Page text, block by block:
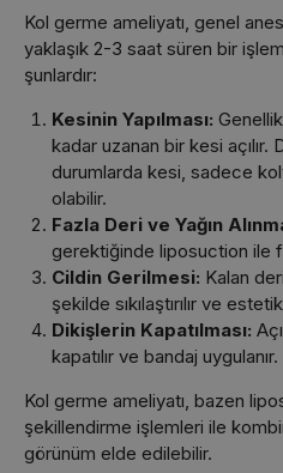
Kol germe ameliyatı, genel
yaklaşık 2-3 saat süren bir
şunlardır:
Kesinin Yapılması:
kadar uzanan bir kesi açılır.
durumlarda kesi, sadece
olabilir.
Fazla Deri ve Yağın
gerektiğinde liposuction ile
Cildin Gerilmesi: Kalan
şekilde sıkılaştırılır ve
Dikişlerin Kapatılması:
kapatılır ve bandaj uygulanır.
Kol germe ameliyatı, bazen
şekillendirme işlemleri ile
görünüm elde edilebilir.